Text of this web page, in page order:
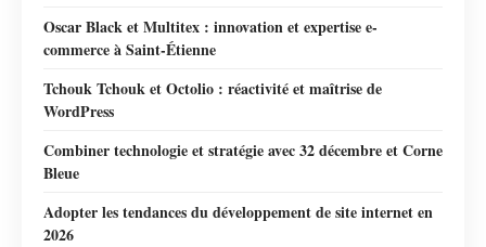
Oscar Black et Multitex : innovation et expertise e-
commerce à Saint-Étienne
Tchouk Tchouk et Octolio : réactivité et maîtrise de
WordPress
Combiner technologie et stratégie avec 32 décembre et Corne
Bleue
Adopter les tendances du développement de site internet en
2026